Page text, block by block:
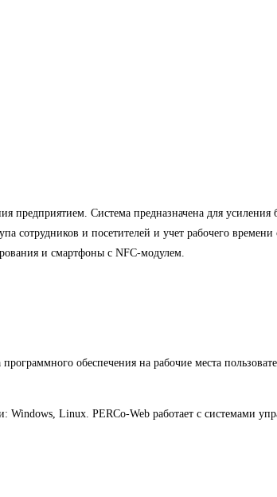
предприятием. Система предназначена для
сотрудников и посетителей и учет рабочего
и смартфоны с NFC-модулем.
обеспечения на рабочие места
Linux. PERCo-Web работает с системами